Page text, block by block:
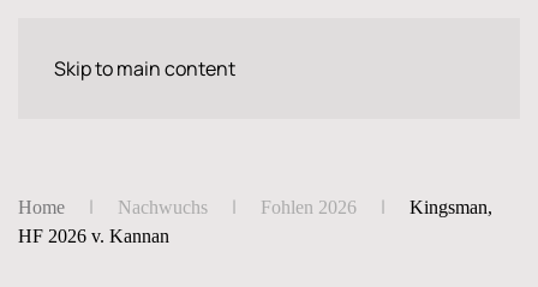
Skip to main content
Home Nachwuchs Fohlen 2026
Kingsman,
HF 2026 v. Kannan